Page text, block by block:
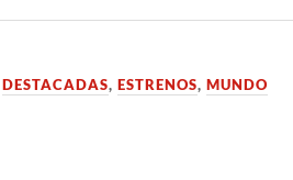
DESTACADAS,ESTRENOS,MUNDO